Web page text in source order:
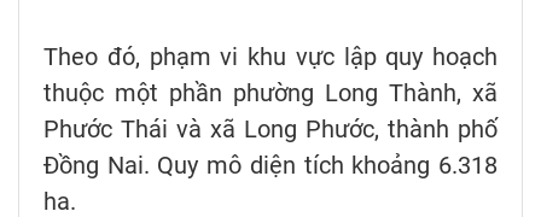
Theo đó, phạm vi khu vực lập quy hoạch
thuộc một phần phường Long Thành, xã
Phước Thái và xã Long Phước, thành phố
Đồng Nai. Quy mô diện tích khoảng 6.318
ha.